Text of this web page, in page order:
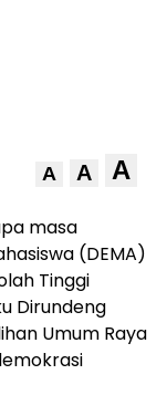
A A A
masa
(DEMA)
Tinggi
Dirundeng
Umum Raya